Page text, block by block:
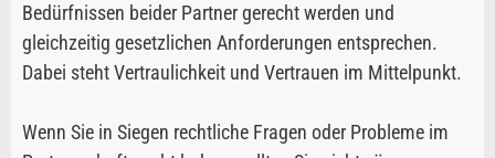
Bedürfnissen beider Partner gerecht werden und
gleichzeitig gesetzlichen Anforderungen entsprechen.
Dabei steht Vertraulichkeit und Vertrauen im Mittelpunkt.
Wenn Sie in Siegen rechtliche Fragen oder Probleme im